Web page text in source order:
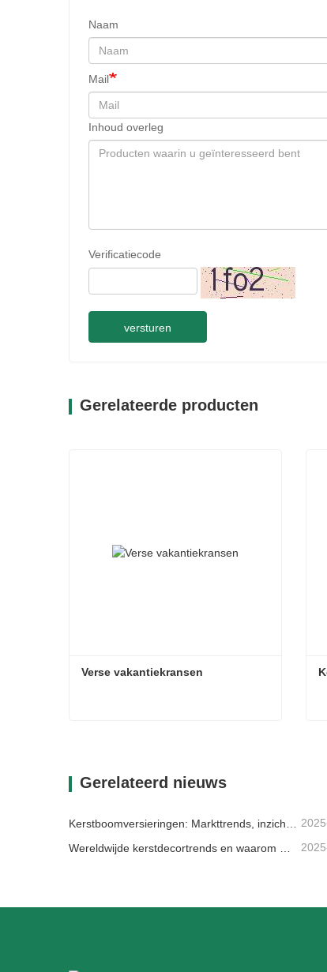
Naam
Mail
Inhoud overleg
Verificatiecode
versturen
Gerelateerde producten
Verse vakantiekransen
Gerelateerd nieuws
Wereldwijde kerstdecortrends en waarom Christmas Queen de markt blijft leiden